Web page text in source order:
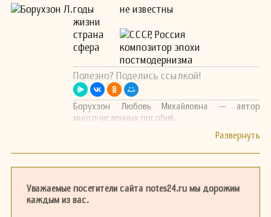
годы
жизни
не известны
страна
СССР, Россия
сфера
композитор эпохи
постмодернизма
Полезно? Поделись ссылкой!
Борухзон Любовь Михайловна — автор
многочисленных пособий.
Уважаемые посетители сайта notes24.ru мы дорожим
каждым из вас.